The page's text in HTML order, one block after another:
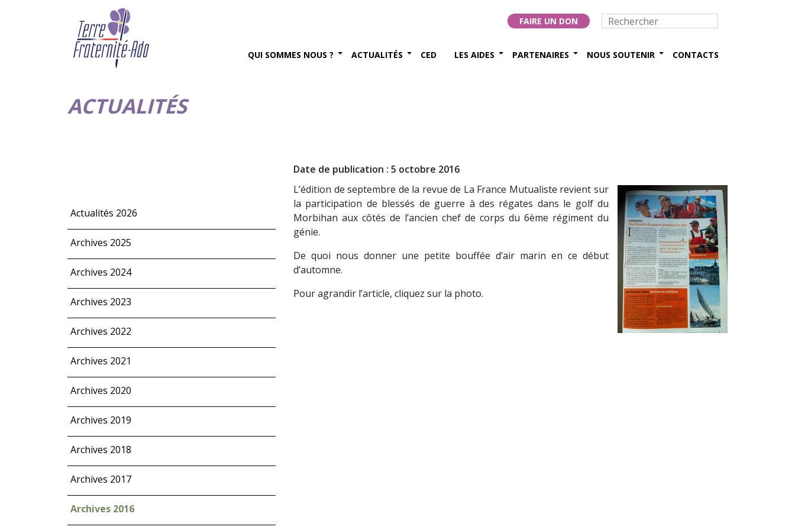
FAIRE UN DON
QUI SOMMES NOUS ? ACTUALITÉS CED LES AIDES PARTENAIRES NOUS SOUTENIR CONTACTS
ACTUALITÉS
Actualités 2026
Archives 2025
Archives 2024
Archives 2023
Archives 2022
Archives 2021
Archives 2020
Archives 2019
Archives 2018
Archives 2017
Archives 2016
Date de publication : 5 octobre 2016
L’édition de septembre de la revue de La France Mutualiste revient sur
la participation de blessés de guerre à des régates dans le golf du
Morbihan aux côtés de l’ancien chef de corps du 6ème régiment du
génie.
De quoi nous donner une petite bouffée d’air marin en ce début
d’automne.
Pour agrandir l’article, cliquez sur la photo.